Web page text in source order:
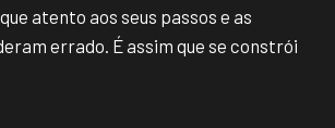
atento aos seus passos e as
errado. É assim que se constrói